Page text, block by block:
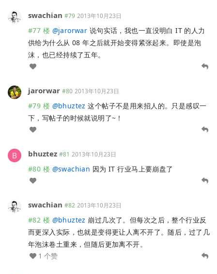
swachian #79 2013年10月23日
#77 楼 @jarorwar 说句实话，我也一直没明白 IT 的人力
供给为什么从 08 年之后就开始变得紧张起来。即使是泡
沫，也已经持续了五年。
jarorwar #80 2013年10月23日
#79 楼 @bhuztez 这个帖子不是用来招人的。只是感叹一
下，写帖子的时候就说明了~！
bhuztez #81 2013年10月23日
#80 楼 @swachian 因为 IT 行业马上要崩盘了
swachian #82 2013年10月23日
#82 楼 @bhuztez 崩过几次了。但每次之后，整个行业反
而更深入实际，也就是变得更让人离不开了。随后，过了几
年泡沫卷土重来，但随后更加离不开。
1 个赞